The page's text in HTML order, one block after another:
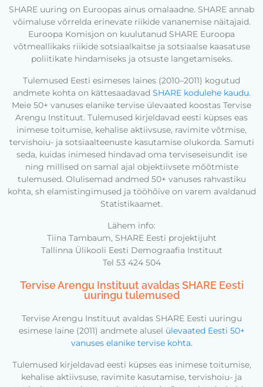
SHARE uuring on Euroopas ainus omalaadne. SHARE annab
võimaluse võrrelda erinevate riikide vananemise näitajaid.
Euroopa Komisjon on kuulutanud SHARE Euroopa
võtmeallikaks riikide sotsiaalkaitse ja sotsiaalse kaasatuse
poliitikate hindamiseks ja otsuste langetamiseks.
Tulemused Eesti esimeses laines (2010–2011) kogutud
andmete kohta on kättesaadavad SHARE kodulehe kaudu.
Meie 50+ vanuses elanike tervise ülevaated koostas Tervise
Arengu Instituut. Tulemused kirjeldavad eesti küpses eas
inimese toitumise, kehalise aktiivsuse, ravimite võtmise,
tervishoiu- ja sotsiaalteenuste kasutamise olukorda. Samuti
seda, kuidas inimesed hindavad oma terviseseisundit ise
ning millised on samal ajal objektiivsete mõõtmiste
tulemused. Olulisemad andmed 50+ vanuses rahvastiku
kohta, sh elamistingimused ja tööhõive on varem avaldanud
Statistikaamet.
Lähem info:
Tiina Tambaum, SHARE Eesti projektijuht
Tallinna Ülikooli Eesti Demograafia Instituut
Tel 53 424 504
Tervise Arengu Instituut avaldas SHARE Eesti
uuringu tulemused
Tervise Arengu Instituut avaldas SHARE Eesti uuringu
esimese laine (2011) andmete alusel ülevaated Eesti 50+
vanuses elanike tervise kohta.
Tulemused kirjeldavad eesti küpses eas inimese toitumise,
kehalise aktiivsuse, ravimite kasutamise, tervishoiu- ja